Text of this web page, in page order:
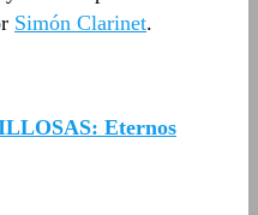
Simón Clarinet.
Eternos